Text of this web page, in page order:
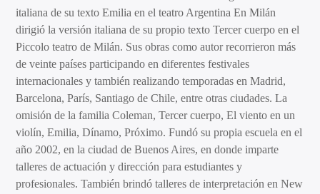
italiana de su texto Emilia en el teatro Argentina En Milán
dirigió la versión italiana de su propio texto Tercer cuerpo en el
Piccolo teatro de Milán. Sus obras como autor recorrieron más
de veinte países participando en diferentes festivales
internacionales y también realizando temporadas en Madrid,
Barcelona, París, Santiago de Chile, entre otras ciudades. La
omisión de la familia Coleman, Tercer cuerpo, El viento en un
violín, Emilia, Dínamo, Próximo. Fundó su propia escuela en el
año 2002, en la ciudad de Buenos Aires, en donde imparte
talleres de actuación y dirección para estudiantes y
profesionales. También brindó talleres de interpretación en New